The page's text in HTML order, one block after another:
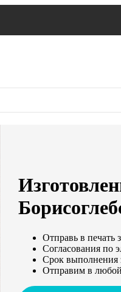
Отправь в печать
Согласования по
Срок выполнения
Отправим в